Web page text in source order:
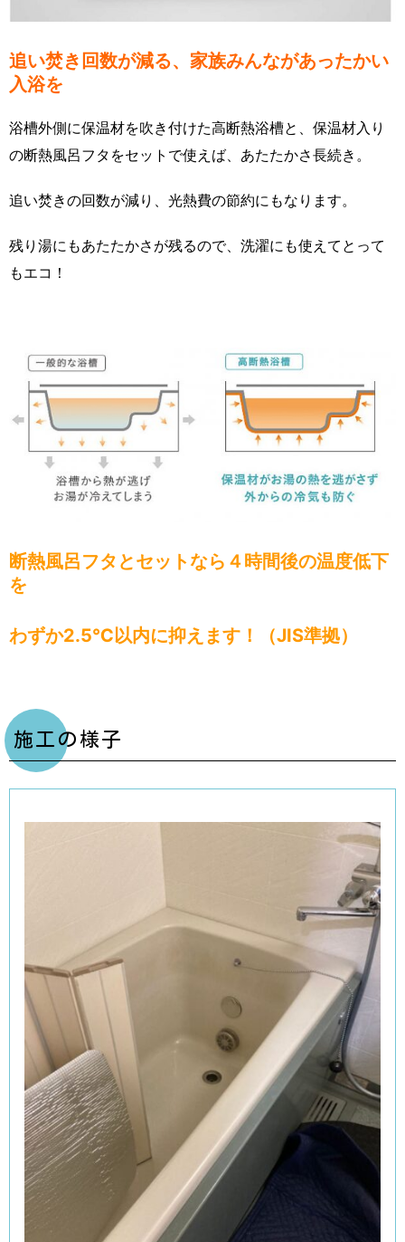
追い焚き回数が減る、家族みんながあったかい
入浴を
浴槽外側に保温材を吹き付けた高断熱浴槽と、保温材入り
の断熱風呂フタをセットで使えば、あたたかさ長続き。
追い焚きの回数が減り、光熱費の節約にもなります。
残り湯にもあたたかさが残るので、洗濯にも使えてとって
もエコ！
断熱風呂フタとセットなら４時間後の温度低下
を
わずか2.5℃以内に抑えます！（JIS準拠）
施工の様子